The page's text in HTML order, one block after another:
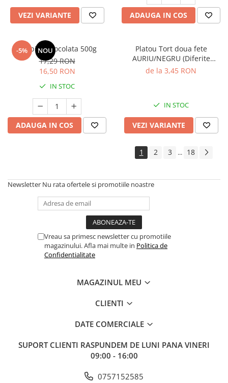
VEZI VARIANTE ADAUGA IN COS
-5% NOU
Topping Ciocolata 500g
17,29 RON
16,50 RON
IN STOC
ADAUGA IN COS
Platou Tort doua fete
AURIU/NEGRU (Diferite
dimensiuni)
de la 3,45 RON
IN STOC
VEZI VARIANTE
1 2 3 ... 18
Newsletter Nu rata ofertele si promotiile noastre
Vreau sa primesc newsletter cu promotiile
magazinului. Afla mai multe in Politica de
Confidentialitate
MAGAZINUL MEU
CLIENTI
DATE COMERCIALE
SUPORT CLIENTI RASPUNDEM DE LUNI PANA VINERI
09:00 - 16:00
0757152585